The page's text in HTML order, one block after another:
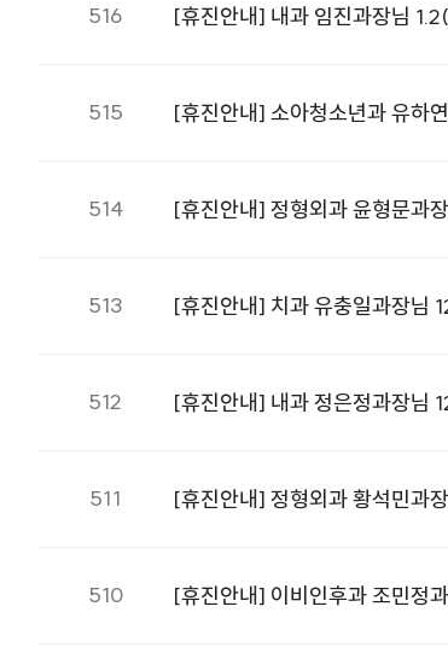
516 [휴진안내] 내과 임진과장님
515 [휴진안내] 소아청소년과 유하
514 [휴진안내] 정형외과 윤형문과
513 [휴진안내] 치과 유충일과장님
512 [휴진안내] 내과 정은정과장님
511 [휴진안내] 정형외과 황석민과
510 [휴진안내] 이비인후과 조민정